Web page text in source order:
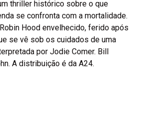
thriller histórico sobre o que
se confronta com a mortalidade.
Hood envelhecido, ferido após
se vê sob os cuidados de uma
por Jodie Comer. Bill
A distribuição é da A24.